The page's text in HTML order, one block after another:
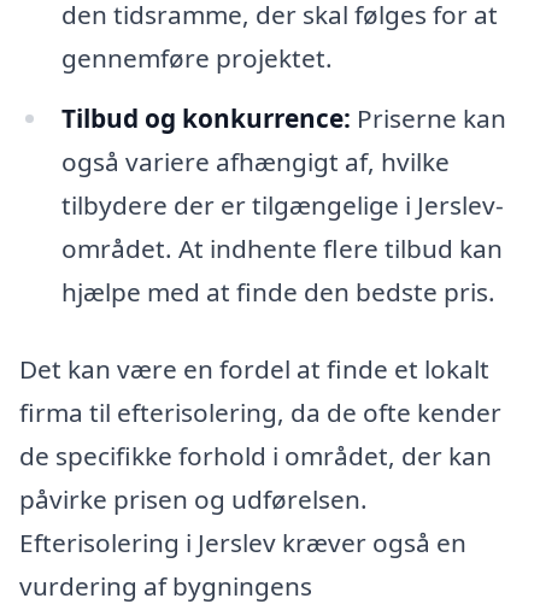
den tidsramme, der skal følges for at
gennemføre projektet.
Tilbud og konkurrence: Priserne kan
også variere afhængigt af, hvilke
tilbydere der er tilgængelige i Jerslev-
området. At indhente flere tilbud kan
hjælpe med at finde den bedste pris.
Det kan være en fordel at finde et lokalt
firma til efterisolering, da de ofte kender
de specifikke forhold i området, der kan
påvirke prisen og udførelsen.
Efterisolering i Jerslev kræver også en
vurdering af bygningens